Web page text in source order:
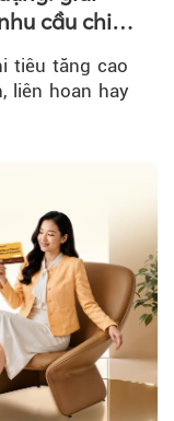
cầu chi
tiêu tăng cao
liên hoan hay